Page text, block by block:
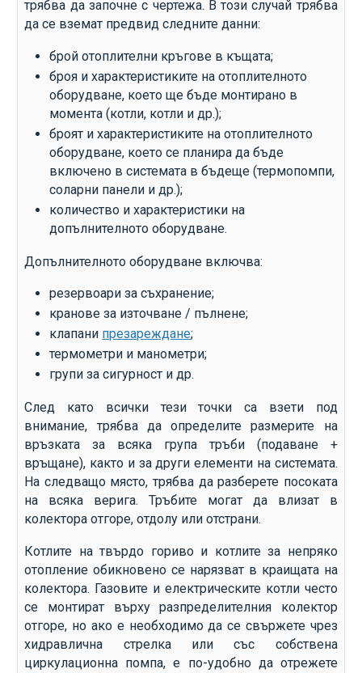
трябва да започне с чертежа. В този случай трябва
да се вземат предвид следните данни:
брой отоплителни кръгове в къщата;
броя и характеристиките на отоплителното
оборудване, което ще бъде монтирано в
момента (котли, котли и др.);
броят и характеристиките на отоплителното
оборудване, което се планира да бъде
включено в системата в бъдеще (термопомпи,
соларни панели и др.);
количество и характеристики на
допълнителното оборудване.
Допълнителното оборудване включва:
резервоари за съхранение;
кранове за източване / пълнене;
клапани презареждане;
термометри и манометри;
групи за сигурност и др.
След като всички тези точки са взети под
внимание, трябва да определите размерите на
връзката за всяка група тръби (подаване +
връщане), както и за други елементи на системата.
На следващо място, трябва да разберете посоката
на всяка верига. Тръбите могат да влизат в
колектора отгоре, отдолу или отстрани.
Котлите на твърдо гориво и котлите за непряко
отопление обикновено се нарязват в краищата на
колектора. Газовите и електрическите котли често
се монтират върху разпределителния колектор
отгоре, но ако е необходимо да се свържете чрез
хидравлична стрелка или със собствена
циркулационна помпа, е по-удобно да отрежете